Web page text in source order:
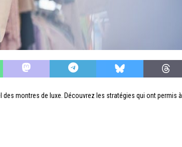
montres de luxe. Découvrez les stratégies qui ont permis à